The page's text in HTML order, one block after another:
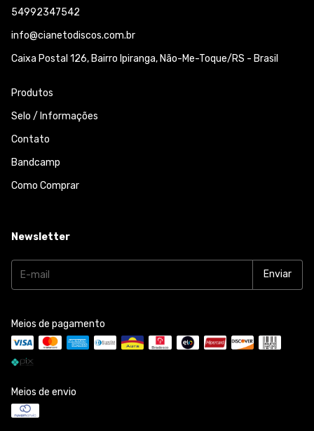
54992347542
info@cianetodiscos.com.br
Caixa Postal 126, Bairro Ipiranga, Não-Me-Toque/RS - Brasil
Produtos
Selo / Informações
Contato
Bandcamp
Como Comprar
Newsletter
Meios de pagamento
Meios de envio